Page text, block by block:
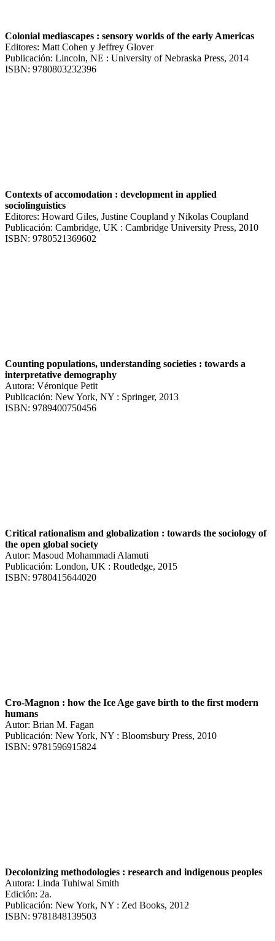
Colonial mediascapes : sensory worlds of the early Americas
Editores: Matt Cohen y Jeffrey Glover
Publicación: Lincoln, NE : University of Nebraska Press, 2014
ISBN: 9780803232396
Contexts of accomodation : development in applied
sociolinguistics
Editores: Howard Giles, Justine Coupland y Nikolas Coupland
Publicación: Cambridge, UK : Cambridge University Press, 2010
ISBN: 9780521369602
Counting populations, understanding societies : towards a
interpretative demography
Autora: Véronique Petit
Publicación: New York, NY : Springer, 2013
ISBN: 9789400750456
Critical rationalism and globalization : towards the sociology of
the open global society
Autor: Masoud Mohammadi Alamuti
Publicación: London, UK : Routledge, 2015
ISBN: 9780415644020
Cro-Magnon : how the Ice Age gave birth to the first modern
humans
Autor: Brian M. Fagan
Publicación: New York, NY : Bloomsbury Press, 2010
ISBN: 9781596915824
Decolonizing methodologies : research and indigenous peoples
Autora: Linda Tuhiwai Smith
Edición: 2a.
Publicación: New York, NY : Zed Books, 2012
ISBN: 9781848139503